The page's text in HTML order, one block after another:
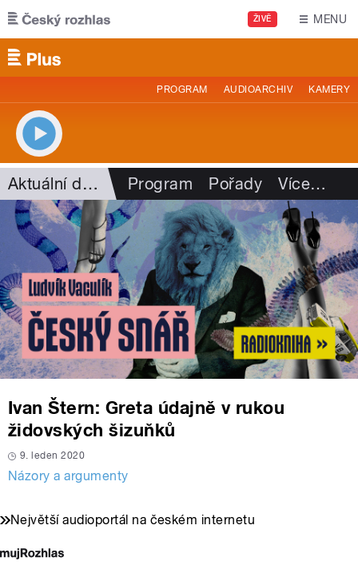
Přejít k hlavnímu obsahu
ŽIVĚ MENU
PROGRAM AUDIOARCHIV KAMERY
Aktuální dění Program Pořady Více…
Ivan Štern: Greta údajně v rukou
židovských šizuňků
9. leden 2020
Názory a argumenty
Největší audioportál na českém internetu